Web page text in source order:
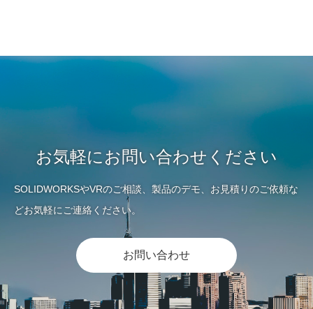
お気軽にお問い合わせください
SOLIDWORKSやVRのご相談、製品のデモ、お見積りのご依頼な
どお気軽にご連絡ください。
お問い合わせ